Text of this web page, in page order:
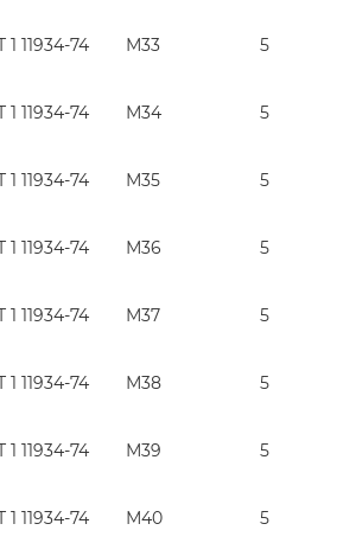
11934-74 М33 5
11934-74 М34 5
11934-74 М35 5
11934-74 М36 5
11934-74 М37 5
11934-74 М38 5
11934-74 М39 5
11934-74 М40 5